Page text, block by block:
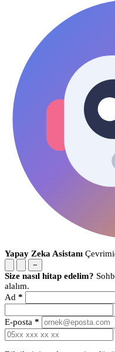
Yapay Zeka Asistanı
−
Size nasıl hitap edelim?
alalım.
Ad *
E-posta *